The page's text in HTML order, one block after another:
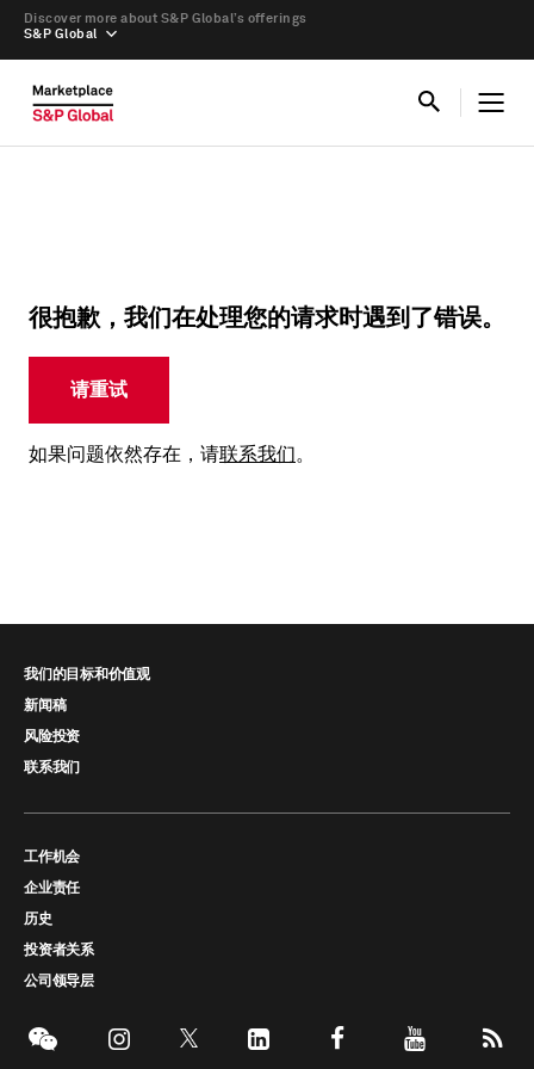
S&P Global
Discover more about S&P Global’s offerings
很抱歉，我们在处理您的请求时遇到了错误。
请重试
如果问题依然存在，请联系我们。
我们的目标和价值观
新闻稿
风险投资
联系我们
工作机会
企业责任
历史
投资者关系
公司领导层